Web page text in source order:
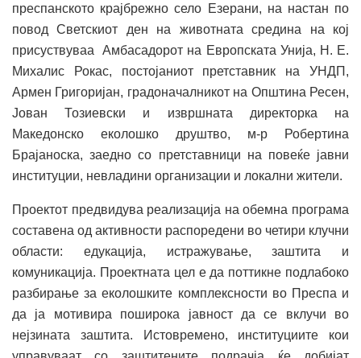
преспанското крајбрежно село Езерани, на настан по
повод Светскиот ден на животната средина на кој
присуствуваа Амбасадорот на Европската Унија, Н. Е.
Михалис Рокас, постојаниот претставник на УНДП,
Армен Григоријан, градоначалникот на Општина Ресен,
Јован Тозиевски и извршната директорка на
Македонско еколошко друштво, м-р Робертина
Брајаноска, заедно со претставници на повеќе јавни
институции, невладини организации и локални жители.
Проектот предвидува реализација на обемна програма
составена од активности распоредени во четири клучни
области: едукација, истражување, заштита и
комуникација. Проектната цел е да поттикне подлабоко
разбирање за еколошките комплексности во Преспа и
да ја мотивира поширока јавност да се вклучи во
нејзината заштита. Истовремено, институциите кои